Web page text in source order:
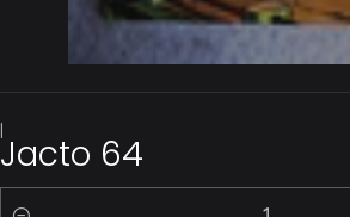
|
Jacto 64